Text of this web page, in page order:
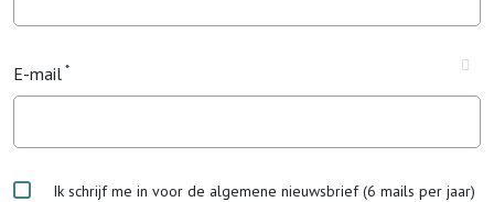
E-mail
Ik schrijf me in voor de algemene nieuwsbrief (6 mails per jaar)